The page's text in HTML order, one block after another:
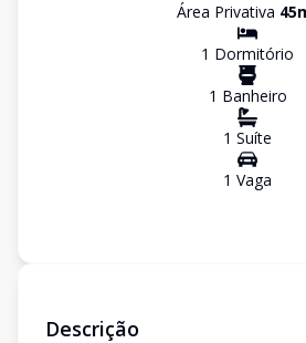
Área Privativa 45
1 Dormitório
1 Banheiro
1 Suíte
1 Vaga
Descrição